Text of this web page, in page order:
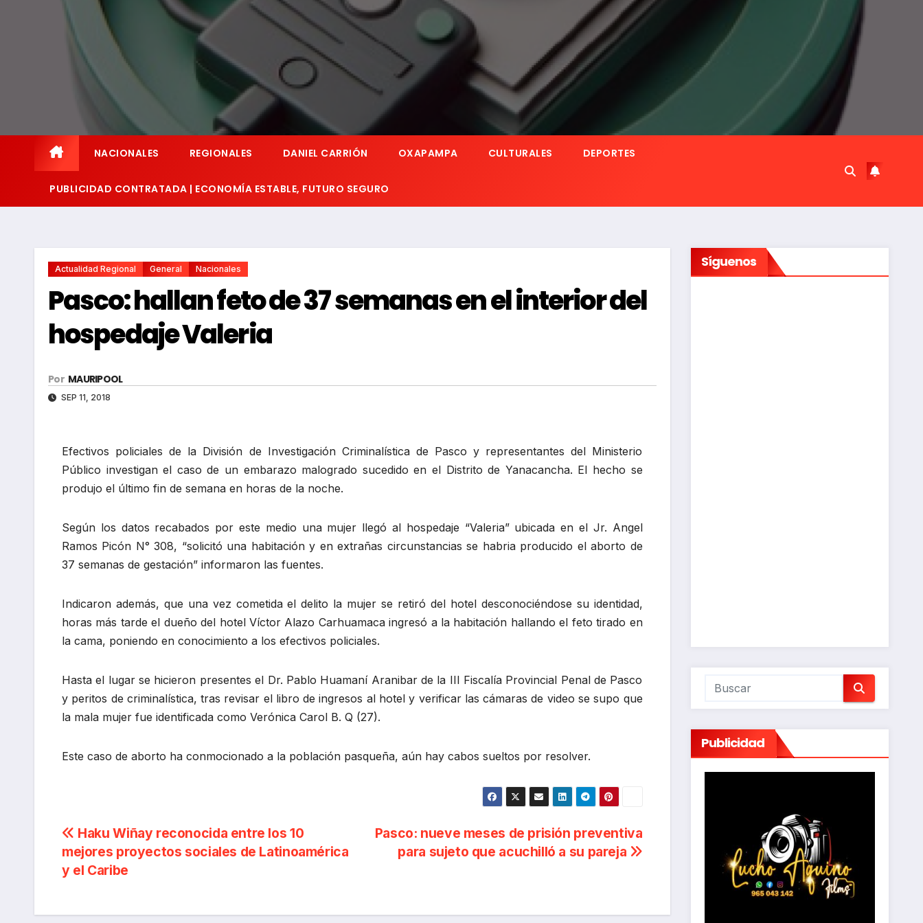
NACIONALES REGIONALES DANIEL CARRIÓN OXAPAMPA CULTURALES DEPORTES
PUBLICIDAD CONTRATADA | ECONOMÍA ESTABLE, FUTURO SEGURO
Actualidad Regional General Nacionales
Pasco: hallan feto de 37 semanas en el interior del
hospedaje Valeria
Por MAURIPOOL
SEP 11, 2018
Efectivos policiales de la División de Investigación Criminalística de Pasco y representantes del Ministerio
Público investigan el caso de un embarazo malogrado sucedido en el Distrito de Yanacancha. El hecho se
produjo el último fin de semana en horas de la noche.
Según los datos recabados por este medio una mujer llegó al hospedaje “Valeria” ubicada en el Jr. Angel
Ramos Picón N° 308, “solicitó una habitación y en extrañas circunstancias se habria producido el aborto de
37 semanas de gestación” informaron las fuentes.
Indicaron además, que una vez cometida el delito la mujer se retiró del hotel desconociéndose su identidad,
horas más tarde el dueño del hotel Víctor Alazo Carhuamaca ingresó a la habitación hallando el feto tirado en
la cama, poniendo en conocimiento a los efectivos policiales.
Hasta el lugar se hicieron presentes el Dr. Pablo Huamaní Aranibar de la III Fiscalía Provincial Penal de Pasco
y peritos de criminalística, tras revisar el libro de ingresos al hotel y verificar las cámaras de video se supo que
la mala mujer fue identificada como Verónica Carol B. Q (27).
Este caso de aborto ha conmocionado a la población pasqueña, aún hay cabos sueltos por resolver.
Navegación
de
Pasco: nueve meses de prisión preventiva
para sujeto que acuchilló a su pareja
Haku Wiñay reconocida entre los 10
mejores proyectos sociales de Latinoamérica
y el Caribe
Síguenos
Publicidad